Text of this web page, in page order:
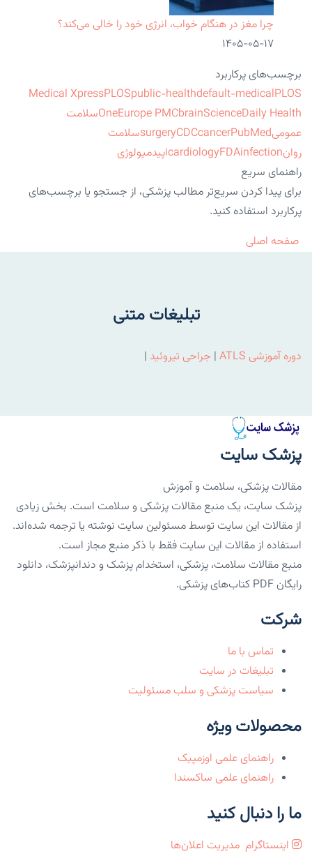
چرا مغز در هنگام خواب، انرژی خود را خالی می‌کند؟
۱۴۰۵-۰۵-۱۷
برچسب‌های پرکاربرد
Medical XpressPLOSpublic-healthdefault-medicalPLOS
OneEurope PMCbrainScienceDaily Health
سلامت
عمومی
surgeryCDCcancerPubMed
سلامت
روان
cardiologyFDAinfection
اپیدمیولوژی
راهنمای سریع
برای پیدا کردن سریع‌تر مطالب پزشکی، از جستجو یا برچسب‌های
پرکاربرد استفاده کنید.
صفحه اصلی
تبلیغات متنی
دوره آموزشی ATLS | جراحی تیروئید |
پزشک سایت
مقالات پزشکی، سلامت و آموزش
پزشک سایت، یک منبع مقالات پزشکی و سلامت است. بخش زیادی
از مقالات این سایت توسط مسئولین سایت نوشته یا ترجمه شده‌اند.
استفاده از مقالات این سایت فقط با ذکر منبع مجاز است.
منبع مقالات سلامت، پزشکی، استخدام پزشک و دندانپزشک، دانلود
رایگان PDF کتاب‌های پزشکی.
شرکت
تماس با ما
تبلیغات در سایت
سیاست پزشکی و سلب مسئولیت
محصولات ویژه
راهنمای علمی اوزمپیک
راهنمای علمی ساکسندا
ما را دنبال کنید
اینستاگرام مدیریت اعلان‌ها